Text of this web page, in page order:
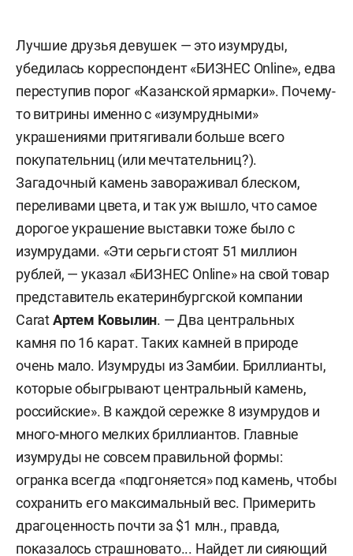
Лучшие друзья девушек — это изумруды,
убедилась корреспондент «БИЗНЕС Online», едва
переступив порог «Казанской ярмарки». Почему-
то витрины именно с «изумрудными»
украшениями притягивали больше всего
покупательниц (или мечтательниц?).
Загадочный камень завораживал блеском,
переливами цвета, и так уж вышло, что самое
дорогое украшение выставки тоже было с
изумрудами. «Эти серьги стоят 51 миллион
рублей, — указал «БИЗНЕС Online» на свой товар
представитель екатеринбургской компании
CaratАртем Ковылин. — Два центральных
камня по 16 карат. Таких камней в природе
очень мало. Изумруды из Замбии. Бриллианты,
которые обыгрывают центральный камень,
российские». В каждой сережке 8 изумрудов и
много-много мелких бриллиантов. Главные
изумруды не совсем правильной формы:
огранка всегда «подгоняется» под камень, чтобы
сохранить его максимальный вес. Примерить
драгоценность почти за $1 млн., правда,
показалось страшновато... Найдет ли сияющий